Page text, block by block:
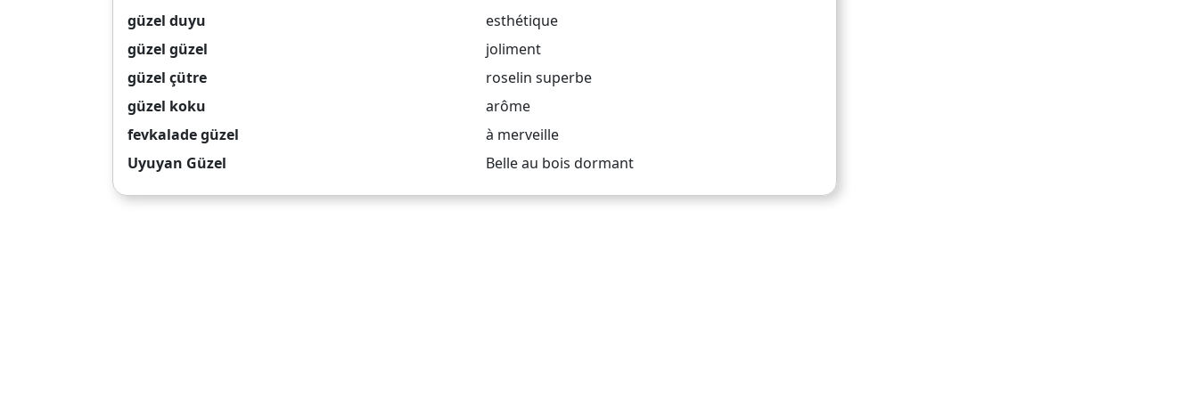
güzel duyu
esthétique
güzel güzel
joliment
güzel çütre
roselin superbe
güzel koku
arôme
fevkalade güzel
à merveille
Uyuyan Güzel
Belle au bois dormant